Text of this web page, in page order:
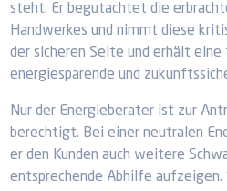
steht. Er begutachtet die
Handwerkes und nimmt diese
der sicheren Seite und erhält
energiesparende und
Nur der Energieberater ist zur
berechtigt. Bei einer neutralen
er den Kunden auch weitere
entsprechende Abhilfe aufzeigen.